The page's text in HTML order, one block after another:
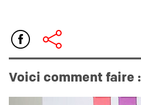
Voici comment faire :